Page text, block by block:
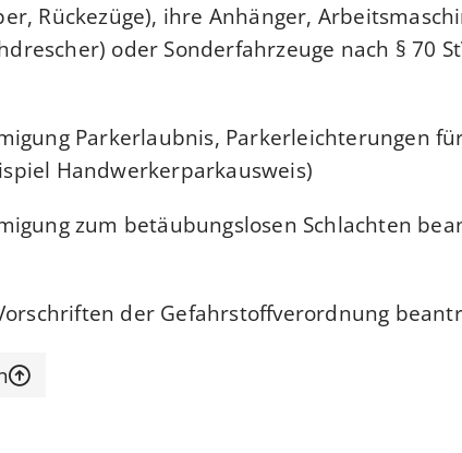
Rückezüge), ihre Anhänger,
oder Sonderfahrzeuge nach § 70
Parkerlaubnis, Parkerleichterungen
Handwerkerparkausweis)
zum betäubungslosen Schlachten
der Gefahrstoffverordnung